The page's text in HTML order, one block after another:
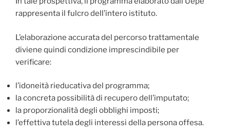
rappresenta il fulcro dell’intero istituto.
L’elaborazione accurata del percorso trattamentale
diviene quindi condizione imprescindibile per
verificare:
l’idoneità rieducativa del programma;
la concreta possibilità di recupero dell’imputato;
la proporzionalità degli obblighi imposti;
l’effettiva tutela degli interessi della persona offesa.